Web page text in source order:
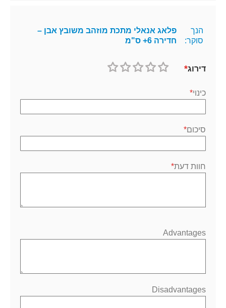
הנך
סוקר:
פלאג אנאלי מתכת מוזהב משובץ אבן –
חדירה 6+ ס"מ
דירוג
כינוי
סיכום
חוות דעת
Advantages
Disadvantages